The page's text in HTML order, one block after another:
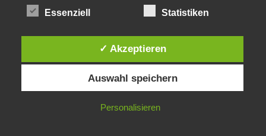
Die Brexit-Lüge (1/8 Teil)
Diese Website verwendet Cookies. Durch die weitere Nutzung dieser
Website stimmst du der Verwendung von Cookies zu.
IN ORDNUNG
Essenziell Statistiken
✓ Akzeptieren
Auswahl speichern
Personalisieren